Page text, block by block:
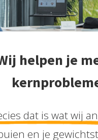
helpen je
dat is wat wij
en je